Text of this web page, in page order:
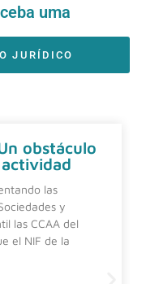
uma
JURÍDICO
obstáculo
las
y
las CCAA del
el NIF de la